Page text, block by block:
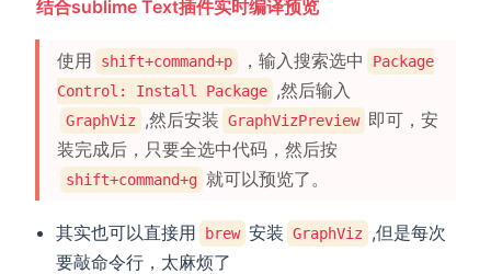
结合sublime Text插件实时编译预览
使用 shift+command+p ，输入搜索选中
Package
Control: Install Package ,然后输入
GraphViz ,然后安装 GraphVizPreview 即可，安
装完成后，只要全选中代码，然后按
shift+command+g 就可以预览了。
其实也可以直接用 brew 安装 GraphViz
,但是每次
要敲命令行，太麻烦了